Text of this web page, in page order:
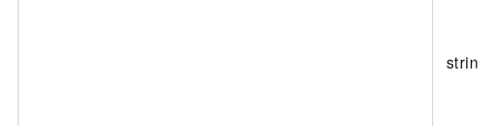
string